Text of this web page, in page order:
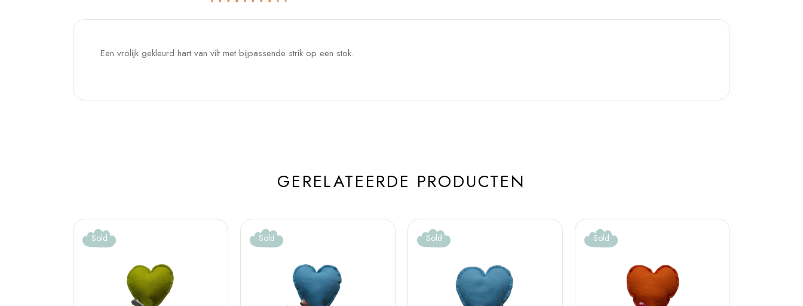
Een vrolijk gekleurd hart van vilt met bijpassende strik op een stok.
GERELATEERDE PRODUCTEN
Sold Sold Sold Sold